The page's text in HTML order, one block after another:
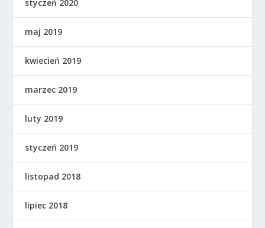
styczeń 2020
maj 2019
kwiecień 2019
marzec 2019
luty 2019
styczeń 2019
listopad 2018
lipiec 2018